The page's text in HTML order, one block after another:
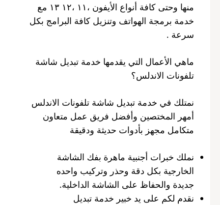
منها وحتى كافة أنواع الأيفون ،١١ ،١٢ ١٣ مع
خدمة برمجة الهواتف وتنزيل كافة البرامج بكل
سرعة .
ماهي الأعمال التي يقدمها خدمة تبديل شاشة
تلفونات الاندلس؟
نمتلك في خدمة تبديل شاشة تلفونات الاندلس
أمهر المختصين وأفضل فريق عمل متعاون
متكامل مجهز بأدوات حديثة ودقيقة
نملك خبرات أجنبية ماهرة بفك الشاشة
الخارجية بكل دقة وحذر وتركيب واحده
جديدة والحفاظ على الشاشة الداخلية.
نقدم لكم على يد خبير خدمة تبديل